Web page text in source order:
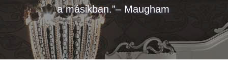
a másikban.”– Maugham